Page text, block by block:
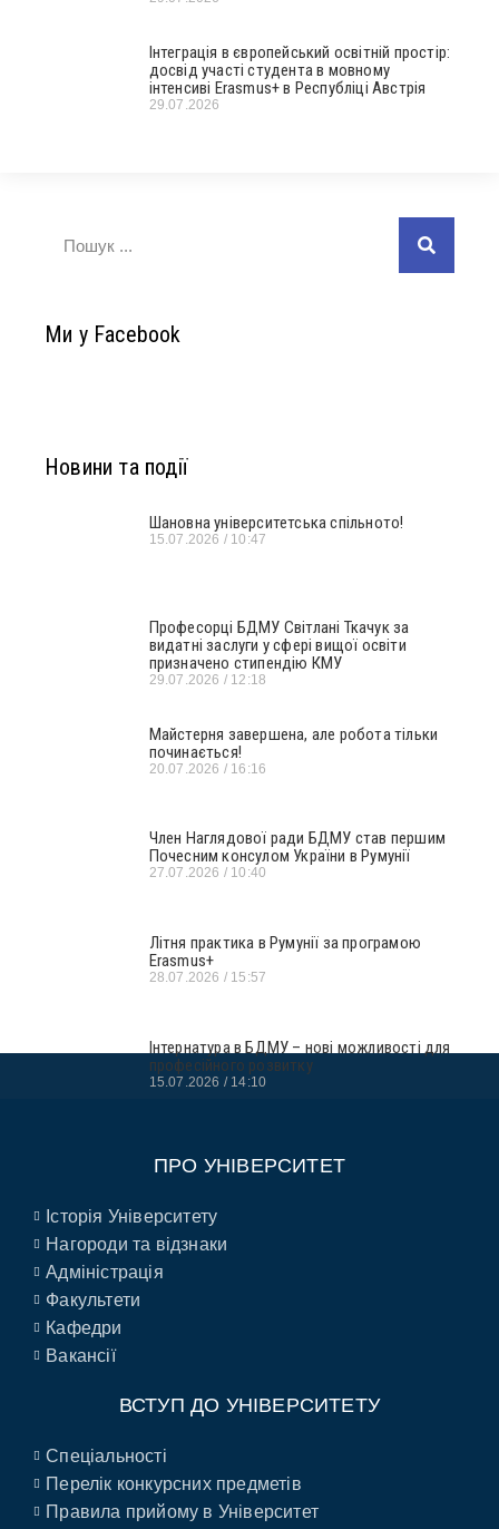
Інтеграція в європейський освітній простір:
досвід участі студента в мовному
інтенсиві Erasmus+ в Республіці Австрія
29.07.2026
Ми у Facebook
Новини та події
Шановна університетська спільното!
15.07.2026 10:47
Професорці БДМУ Світлані Ткачук за
видатні заслуги у сфері вищої освіти
призначено стипендію КМУ
29.07.2026 12:18
Майстерня завершена, але робота тільки
починається!
20.07.2026 16:16
Член Наглядової ради БДМУ став першим
Почесним консулом України в Румунії
27.07.2026 10:40
Літня практика в Румунії за програмою
Erasmus+
28.07.2026 15:57
Інтернатура в БДМУ – нові можливості для
професійного розвитку
15.07.2026 14:10
ПРО УНІВЕРСИТЕТ
Історія Університету
Нагороди та відзнаки
Адміністрація
Факультети
Кафедри
Вакансії
ВСТУП ДО УНІВЕРСИТЕТУ
Спеціальності
Перелік конкурсних предметів
Правила прийому в Університет